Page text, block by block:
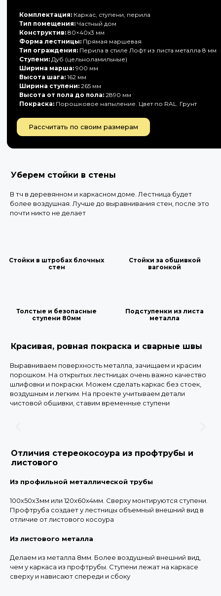
Комплектация: Каркас, ступени, перила
Тип помещения: Частный дом
Конструктив: 80×40х3 мм
Форма лестницы: Прямая маршевая
Тип ограждения: Перила в стиле Лофт из листа металла 8 мм
Ступени: Дуб (цельноламильные)
Ширина марша: 900 мм
Высота шага: 162 мм
Ширина ступени: 265 мм
Высота от пола до пола: 2890 мм
Покраска: Порошковое напыление. Цвет по RAL. Грунт
Рассчитать по своим размерам
Уберем стойки в стены
В тч в деревянном и каркасном доме. Лестница будет
более воздушная. Лучше до выравнивания стен, после это
почти никто не делает
Стойки в штробах блочных
стен
Стойки за обшивкой
вагонкой
Толстые и безопасные
ступени 80мм
Подступенки из листа
металла
Красивая, ровная покраска и сварные швы
Выравниваем поверхность металла, зачищаем и красим
порошком. На открытых лестницах очень важно качество
шлифовки и покраски. Можем сделать каркас без стоек,
воздушным и легким. На проекте учитываем детали
чистовой обшивки, ставим временные ступени
Отличия стереокосоура из профтрубы и
листового
Из профильной металлической трубы
100х50х3мм или 120х60х4мм. Сверху монтируются ступени.
Профтруба создает у лестницы объемный внешний вид в
отличие от листового косоура
Из листового металла
Делаем из металла 8мм. Более воздушный внешний вид,
чем у каркаса из профтрубы. Ступени лежат на каркасе
сверху и нависают спереди и сбоку